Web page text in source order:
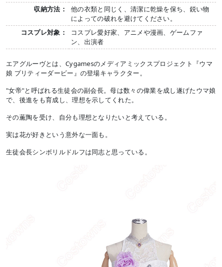
収納方法：
他の衣類と同じく、清潔に乾燥を保ち、鋭い物
によっての破れを避けてください。
コスプレ対象：
コスプレ愛好家、アニメや漫画、ゲームファ
ン、出演者
エアグルーヴとは、Cygamesのメディアミックスプロジェクト『ウマ
娘 プリティーダービー』の登場キャラクター。
"女帝"と呼ばれる生徒会の副会長。母は数々の偉業を成し遂げたウマ娘
で、後進をも育成し、理想を示してくれた。
その薫陶を受け、自分も理想となりたいと考えている。
実は花が好きという意外な一面も。
生徒会長シンボリルドルフは同志と思っている。